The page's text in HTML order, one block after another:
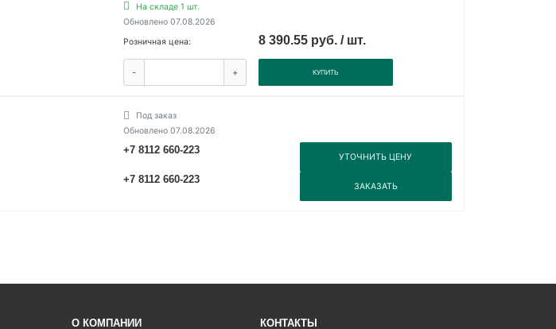
На складе 1 шт.
Обновлено 07.08.2026
Розничная цена:
8 390.55 руб. / шт.
- + КУПИТЬ
Под заказ
Обновлено 07.08.2026
+7 8112 660-223
УТОЧНИТЬ ЦЕНУ
+7 8112 660-223
ЗАКАЗАТЬ
О КОМПАНИИ КОНТАКТЫ